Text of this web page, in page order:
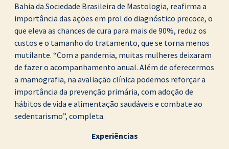
Bahia da Sociedade Brasileira de Mastologia, reafirma a
importância das ações em prol do diagnóstico precoce, o
que eleva as chances de cura para mais de 90%, reduz os
custos e o tamanho do tratamento, que se torna menos
mutilante. “Com a pandemia, muitas mulheres deixaram
de fazer o acompanhamento anual. Além de oferecermos
a mamografia, na avaliação clínica podemos reforçar a
importância da prevenção primária, com adoção de
hábitos de vida e alimentação saudáveis e combate ao
sedentarismo”, completa.
Experiências